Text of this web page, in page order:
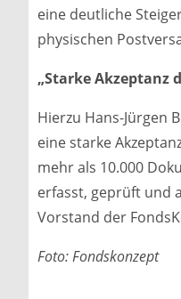
eine deutliche
physischen
„Starke Akzeptanz
Hierzu Hans-Jürgen
eine starke
mehr als 10.000
erfasst, geprüft und
Vorstand der
Foto: Fondskonzept